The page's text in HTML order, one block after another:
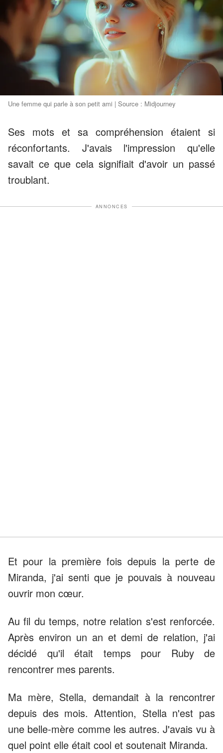
Une femme qui parle à son petit ami | Source : Midjourney
Ses mots et sa compréhension étaient si
réconfortants. J'avais l'impression qu'elle
savait ce que cela signifiait d'avoir un passé
troublant.
ANNONCES
Et pour la première fois depuis la perte de
Miranda, j'ai senti que je pouvais à nouveau
ouvrir mon cœur.
Au fil du temps, notre relation s'est renforcée.
Après environ un an et demi de relation, j'ai
décidé qu'il était temps pour Ruby de
rencontrer mes parents.
Ma mère, Stella, demandait à la rencontrer
depuis des mois. Attention, Stella n'est pas
une belle-mère comme les autres. J'avais vu à
quel point elle était cool et soutenait Miranda.